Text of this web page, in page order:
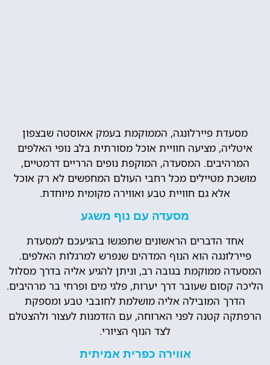
מסעדת פיירלונגה, הממוקמת בעמק אאוסטה שבצפון
איטליה, מציעה חוויית אוכל מסורתית בלב נופי האלפים
המרהיבים. המסעדה, המוקפת נופים הרריים דרמטיים,
מושכת מטיילים מכל רחבי העולם המחפשים לא רק אוכל
אלא גם חוויית טבע ואווירה מקומית מיוחדת.
מסעדה עם נוף משגע
אחד הדברים הראשונים שתפגשו בהגיעכם למסעדת
פיירלונגה הוא הנוף המדהים שנפרש למרגלות האלפים.
המסעדה ממוקמת בגובה רב, וניתן להגיע אליה בדרך מסלול
הליכה קסום שעובר דרך יערות, פלגי מים ופרחי בר מרהיבים.
הדרך המובילה אליה מושלמת לחובבי טבע ומספקת
הרפתקה קטנה לפני הארוחה, עם הזדמנות לעצור ולהצטלם
לצד הנוף הציורי.
אווירה כפרית אמיתית